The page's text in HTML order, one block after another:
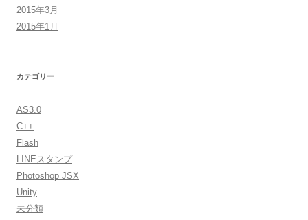
2015年3月
2015年1月
カテゴリー
AS3.0
C++
Flash
LINEスタンプ
Photoshop JSX
Unity
未分類